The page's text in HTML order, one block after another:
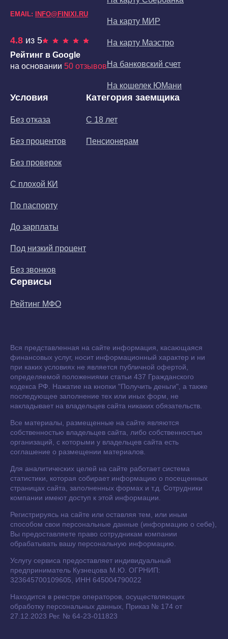
EMAIL: INFO@FINIXI.RU
4.8 из 5
Рейтинг в Google
на основании 50 отзывов
На карту МИР
На карту Маэстро
На банковский счет
На кошелек ЮМани
Условия
Без отказа
Без процентов
Без проверок
С плохой КИ
По паспорту
До зарплаты
Под низкий процент
Без звонков
Категория заемщика
С 18 лет
Пенсионерам
Сервисы
Рейтинг МФО
Вся представленная на сайте информация, касающаяся
финансовых услуг, носит информационный характер и ни
при каких условиях не является публичной офертой,
определяемой положениями статьи 437 Гражданского
кодекса РФ. Нажатие на кнопки "Получить деньги", а также
последующее заполнение тех или иных форм, не
накладывает на владельцев сайта никаких обязательств.
Все материалы, размещенные на сайте являются
собственностью владельцев сайта, либо собственностью
организаций, с которыми у владельцев сайта есть
соглашение о размещении материалов.
Для аналитических целей на сайте работает система
статистики, которая собирает информацию о посещенных
страницах сайта, заполненных формах и т.д. Сотрудники
компании имеют доступ к этой информации.
Регистрируясь на сайте или оставляя тем, или иным
способом свои персональные данные (информацию о себе),
Вы предоставляете право сотрудникам компании
обрабатывать вашу персональную информацию.
Услугу сервиса предоставляет индивидуальный
предприниматель Кузнецова М.Ю. ОГРНИП:
323645700109605, ИНН 645004790022
Находится в реестре операторов, осуществляющих
обработку персональных данных, Приказ № 174 от
27.12.2023 Рег. № 64-23-011823